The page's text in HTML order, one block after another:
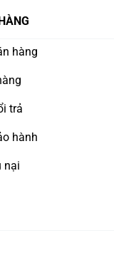
hàng
trả
hành
nại